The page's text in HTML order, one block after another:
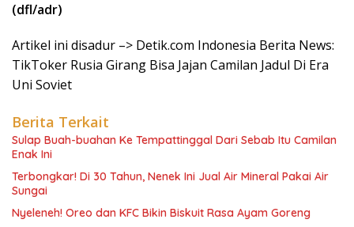
(dfl/adr)
Artikel ini disadur –> Detik.com Indonesia Berita News:
TikToker Rusia Girang Bisa Jajan Camilan Jadul Di Era
Uni Soviet
Berita Terkait
Sulap Buah-buahan Ke Tempattinggal Dari Sebab Itu Camilan
Enak Ini
Terbongkar! Di 30 Tahun, Nenek Ini Jual Air Mineral Pakai Air
Sungai
Nyeleneh! Oreo dan KFC Bikin Biskuit Rasa Ayam Goreng